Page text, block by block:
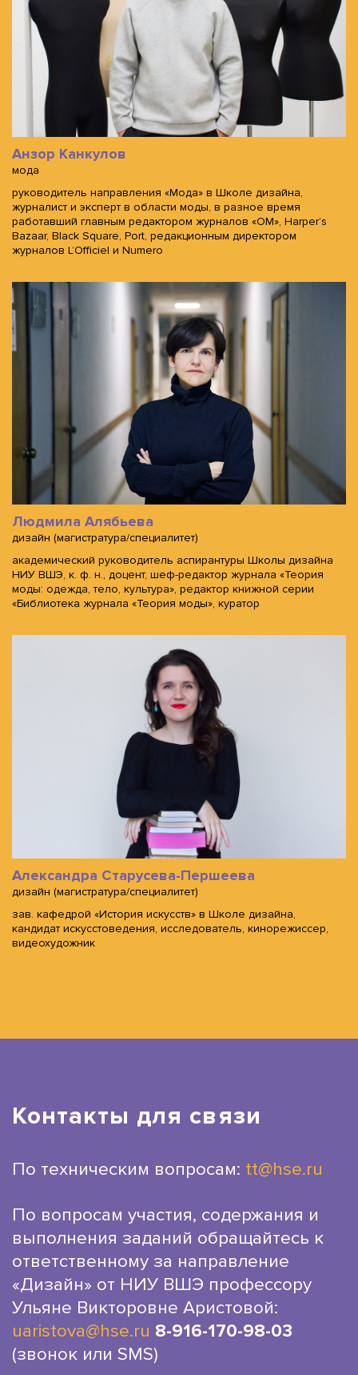
Анзор Канкулов
мода
руководитель направления «Мода» в Школе дизайна,
журналист и эксперт в области моды, в разное время
работавший главным редактором журналов «ОМ», Harper’s
Bazaar, Black Square, Port, редакционным директором
журналов L’Officiel и Numero
Людмила Алябьева
дизайн (магистратура/специалитет)
академический руководитель аспирантуры Школы дизайна
НИУ ВШЭ, к. ф. н., доцент, шеф-редактор журнала «Теория
моды: одежда, тело, культура», редактор книжной серии
«Библиотека журнала «Теория моды», куратор
Александра Старусева-Першеева
дизайн (магистратура/специалитет)
зав. кафедрой «История искусств» в Школе дизайна,
кандидат искусстоведения, исследователь, кинорежиссер,
видеохудожник
Контакты для связи
По техническим вопросам: tt@hse.ru
По вопросам участия, содержания и
выполнения заданий обращайтесь к
ответственному за направление
«Дизайн» от НИУ ВШЭ профессору
Ульяне Викторовне Аристовой:
uaristova@hse.ru 8-916-170-98-03
(звонок или SMS)